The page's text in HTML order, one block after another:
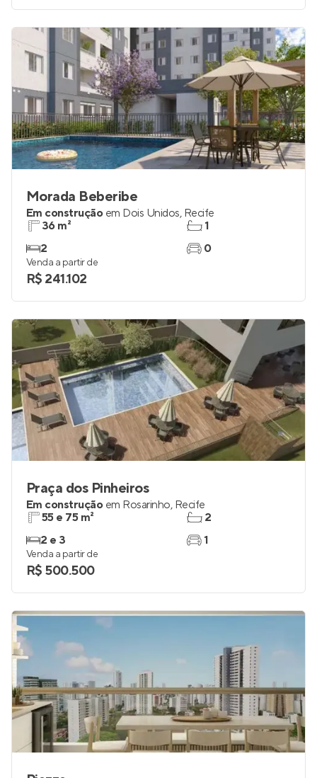
Morada Beberibe
Em construção em Dois Unidos, Recife
36 m²
2
1
0
Venda a partir de
R$ 241.102
Praça dos Pinheiros
Em construção em Rosarinho, Recife
55 e 75 m²
2 e 3
2
1
Venda a partir de
R$ 500.500